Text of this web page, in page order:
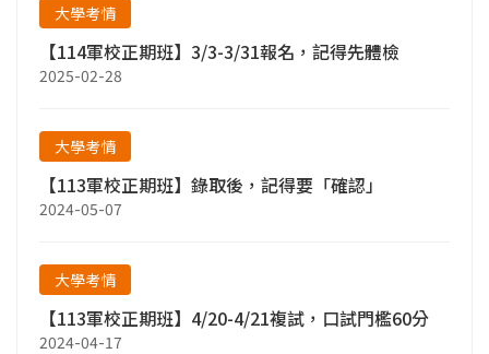
大學考情
【114軍校正期班】3/3-3/31報名，記得先體檢
2025-02-28
大學考情
【113軍校正期班】錄取後，記得要「確認」
2024-05-07
大學考情
【113軍校正期班】4/20-4/21複試，口試門檻60分
2024-04-17